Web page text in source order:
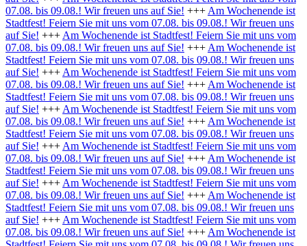
07.08. bis 09.08.! Wir freuen uns auf Sie! +++ Am Wochenende ist
Stadtfest! Feiern Sie mit uns vom 07.08. bis 09.08.! Wir freuen uns
auf Sie! +++ Am Wochenende ist Stadtfest! Feiern Sie mit uns vom
07.08. bis 09.08.! Wir freuen uns auf Sie! +++ Am Wochenende ist
Stadtfest! Feiern Sie mit uns vom 07.08. bis 09.08.! Wir freuen uns
auf Sie! +++ Am Wochenende ist Stadtfest! Feiern Sie mit uns vom
07.08. bis 09.08.! Wir freuen uns auf Sie! +++ Am Wochenende ist
Stadtfest! Feiern Sie mit uns vom 07.08. bis 09.08.! Wir freuen uns
auf Sie! +++ Am Wochenende ist Stadtfest! Feiern Sie mit uns vom
07.08. bis 09.08.! Wir freuen uns auf Sie! +++ Am Wochenende ist
Stadtfest! Feiern Sie mit uns vom 07.08. bis 09.08.! Wir freuen uns
auf Sie! +++ Am Wochenende ist Stadtfest! Feiern Sie mit uns vom
07.08. bis 09.08.! Wir freuen uns auf Sie! +++ Am Wochenende ist
Stadtfest! Feiern Sie mit uns vom 07.08. bis 09.08.! Wir freuen uns
auf Sie! +++ Am Wochenende ist Stadtfest! Feiern Sie mit uns vom
07.08. bis 09.08.! Wir freuen uns auf Sie! +++ Am Wochenende ist
Stadtfest! Feiern Sie mit uns vom 07.08. bis 09.08.! Wir freuen uns
auf Sie! +++ Am Wochenende ist Stadtfest! Feiern Sie mit uns vom
07.08. bis 09.08.! Wir freuen uns auf Sie! +++ Am Wochenende ist